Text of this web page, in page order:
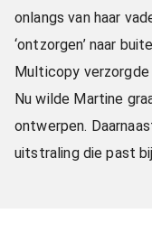
onlangs van haar
‘ontzorgen’ naar
Multicopy
Nu wilde Martine
ontwerpen.
uitstraling die past